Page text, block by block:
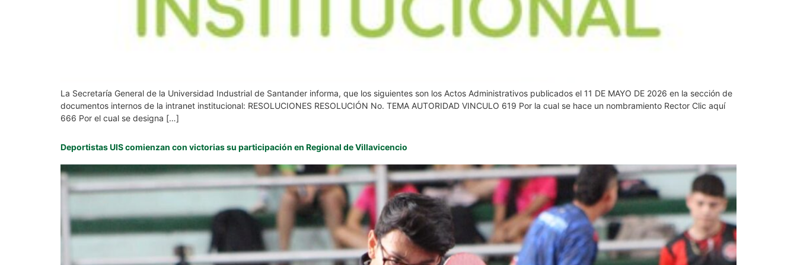
La Secretaría General de la Universidad Industrial de Santander informa, que los siguientes son los Actos Administrativos publicados el 11 DE MAYO DE 2026 en la sección de
documentos internos de la intranet institucional: RESOLUCIONES RESOLUCIÓN No. TEMA AUTORIDAD VINCULO 619 Por la cual se hace un nombramiento Rector Clic aquí
666 Por el cual se designa […]
Deportistas UIS comienzan con victorias su participación en Regional de Villavicencio